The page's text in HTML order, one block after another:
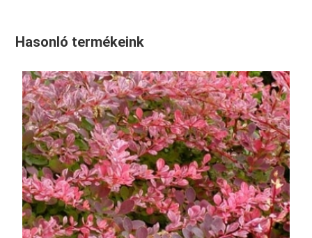
Hasonló termékeink